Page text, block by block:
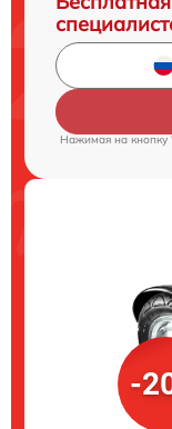
Нажимая на кнопку
-